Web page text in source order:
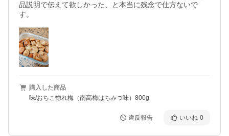
品説明で伝えて欲しかった、と本当に残念で仕方ないで
す。
購入した商品
味/おちこ惚れ梅（南高梅はちみつ味）800g
違反報告 いいね 0